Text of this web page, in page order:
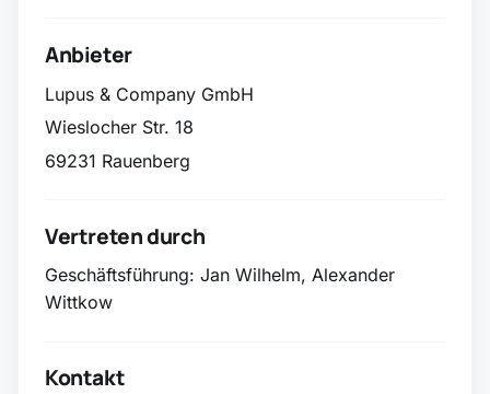
Anbieter
Lupus & Company GmbH
Wieslocher Str. 18
69231 Rauenberg
Vertreten durch
Geschäftsführung: Jan Wilhelm, Alexander
Wittkow
Kontakt